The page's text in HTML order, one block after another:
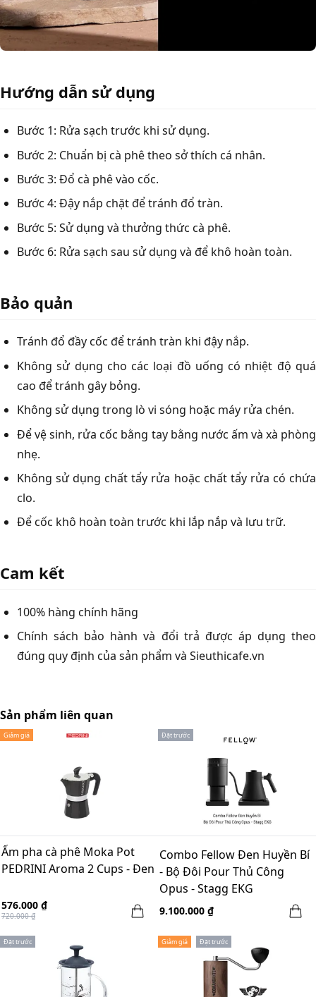
Hướng dẫn sử dụng
Bước 1: Rửa sạch trước khi sử dụng.
Bước 2: Chuẩn bị cà phê theo sở thích cá nhân.
Bước 3: Đổ cà phê vào cốc.
Bước 4: Đậy nắp chặt để tránh đổ tràn.
Bước 5: Sử dụng và thưởng thức cà phê.
Bước 6: Rửa sạch sau sử dụng và để khô hoàn toàn.
Bảo quản
Tránh đổ đầy cốc để tránh tràn khi đậy nắp.
Không sử dụng cho các loại đồ uống có nhiệt độ quá
cao để tránh gây bỏng.
Không sử dụng trong lò vi sóng hoặc máy rửa chén.
Để vệ sinh, rửa cốc bằng tay bằng nước ấm và xà phòng
nhẹ.
Không sử dụng chất tẩy rửa hoặc chất tẩy rửa có chứa
clo.
Để cốc khô hoàn toàn trước khi lắp nắp và lưu trữ.
Cam kết
100% hàng chính hãng
Chính sách bảo hành và đổi trả được áp dụng theo
đúng quy định của sản phẩm và Sieuthicafe.vn
Sản phẩm liên quan
Giảm giá
Ấm pha cà phê Moka Pot
PEDRINI Aroma 2 Cups - Đen
576.000 ₫
720.000 ₫
Đặt trước
Combo Fellow Đen Huyền Bí
- Bộ Đôi Pour Thủ Công
Opus - Stagg EKG
9.100.000 ₫
Đặt trước Giảm giá Đặt trước